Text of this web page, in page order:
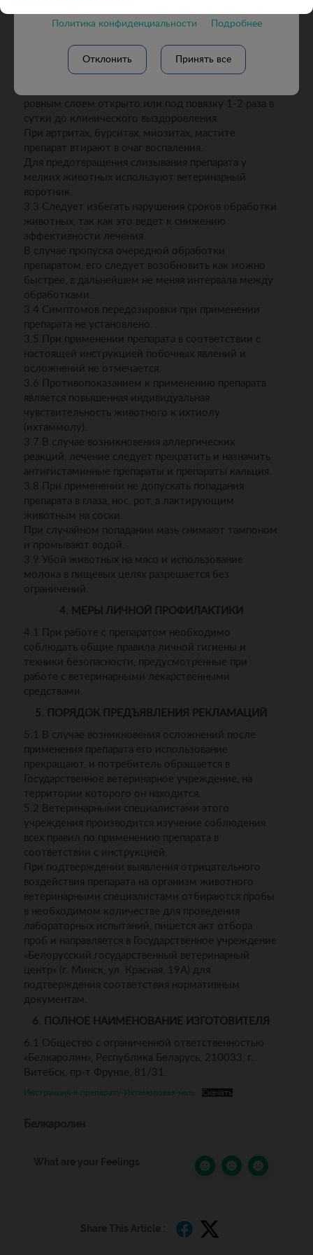
3.1 Препарат применяют при лечении животных с
заболеваниями кожи (ожоги, раны, экземы,
дерматиты, фурункулез, пиодермии), артритами,
миозитами, невралгиями, тенденитами,
тендовагипитами, бурситами, маститом.
ровным слоем открыто или под повязку 1-2 раза в
сутки до клинического выздоровления.
При артритах, бурситах, миозитах, мастите
препарат втирают в очаг воспаления.
Для предотвращения слизывания препарата у
мелких животных используют ветеринарный
воротник.
3.3 Следует избегать нарушения сроков обработки
животных, так как это ведет к снижению
эффективности лечения.
В случае пропуска очередной обработки
препаратом, его следует возобновить как можно
быстрее, в дальнейшем не меняя интервала между
обработками.
3.4 Симптомов передозировки при применении
препарата не установлено.
3.5 При применении препарата в соответствии с
настоящей инструкцией побочных явлений и
осложнений не отмечается.
3.6 Противопоказанием к применению препарата
является повышенная индивидуальная
чувствительность животного к ихтиолу
(ихтаммолу).
3.7 В случае возникновения аллергических
реакций, лечение следует прекратить и назначить
антигистаминные препараты и препараты кальция.
3.8 При применении не допускать попадания
препарата в глаза, нос, рот, а лактирующим
животным на соски.
При случайном попадании мазь снимают тампоном
и промывают водой.
3.9 Убой животных на мясо и использование
молока в пищевых целях разрешается без
ограничений.
4. МЕРЫ ЛИЧНОЙ ПРОФИЛАКТИКИ
4.1 При работе с препаратом необходимо
соблюдать общие правила личной гигиены и
техники безопасности, предусмотренные при
работе с ветеринарными лекарственными
средствами.
5. ПОРЯДОК ПРЕДЪЯВЛЕНИЯ РЕКЛАМАЦИЙ
5.1 В случае возникновения осложнений после
применения препарата его использование
прекращают, и потребитель обращается в
Государственное ветеринарное учреждение, на
территории которого он находится.
5.2 Ветеринарными специалистами этого
учреждения производится изучение соблюдения
всех правил по применению препарата в
соответствии с инструкцией.
При подтверждении выявления отрицательного
воздействия препарата на организм животного
ветеринарными специалистами отбираются пробы
в необходимом количестве для проведения
лабораторных испытаний, пишется акт отбора
проб и направляется в Государственное учреждение
«Белорусский государственный ветеринарный
центр» (г. Минск, ул. Красная, 19А) для
подтверждения соответствия нормативным
документам.
6. ПОЛНОЕ НАИМЕНОВАНИЕ ИЗГОТОВИТЕЛЯ
6.1 Общество с ограниченной ответственностью
«Белкаролин», Республика Беларусь, 210033, г.
Витебск, пр-т Фрунзе, 81/31.
Инструкция-к-препарату-Ихтамоловая-мазь Скачать
Белкаролин
What are your Feelings
Share This Article :
Политика конфиденциальности Подробнее
Отклонить Принять все